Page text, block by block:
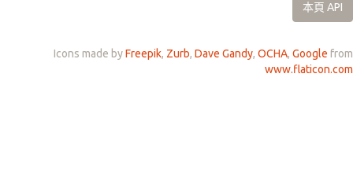
本頁 API
Icons made byFreepik, Zurb, Dave Gandy, OCHA, Google from
www.flaticon.com